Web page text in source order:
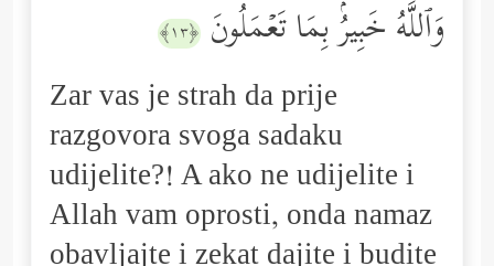
وَٱللَّهُ خَبِیرُۢ بِمَا تَعۡمَلُونَ ﴿١٣﴾
Zar vas je strah da prije
razgovora svoga sadaku
udijelite?! A ako ne udijelite i
Allah vam oprosti, onda namaz